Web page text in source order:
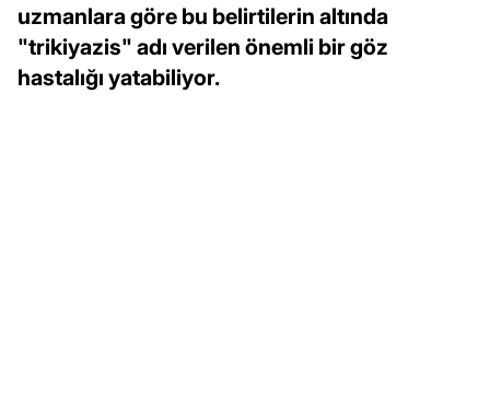
uzmanlara göre bu belirtilerin altında
"trikiyazis" adı verilen önemli bir göz
hastalığı yatabiliyor.